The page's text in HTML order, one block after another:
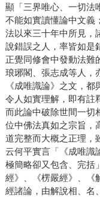
顯「三界唯心、一切法
不能如實讀懂論中文義
法以來三十年中所見，
說錯誤之人，率皆如是
正覺同修會中發動法難
琅琊閣、張志成等人，
《成唯識論》之文，
令人如實理解，即有註
而此論中破除世間一切
位中佛法真如之宗旨，
道完整而大概之正理，
云何平實言「《成唯識
極簡略卻又包含、完括
經》、《楞嚴經》、《
經諸論，由解說相、名